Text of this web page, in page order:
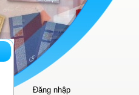
Đăng nhập